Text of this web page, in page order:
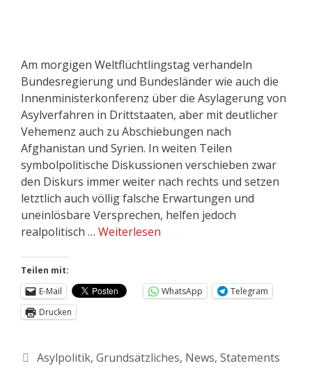
Am morgigen Weltflüchtlingstag verhandeln
Bundesregierung und Bundesländer wie auch die
Innenministerkonferenz über die Asylagerung von
Asylverfahren in Drittstaaten, aber mit deutlicher
Vehemenz auch zu Abschiebungen nach
Afghanistan und Syrien. In weiten Teilen
symbolpolitische Diskussionen verschieben zwar
den Diskurs immer weiter nach rechts und setzen
letztlich auch völlig falsche Erwartungen und
uneinlösbare Versprechen, helfen jedoch
realpolitisch … Weiterlesen
Teilen mit:
E-Mail
WhatsApp
Telegram
Drucken
Asylpolitik, Grundsätzliches, News, Statements